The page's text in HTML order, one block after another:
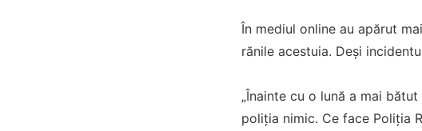
În mediul online au apărut
rănile acestuia. Deși
„Înainte cu o lună a mai
poliția nimic. Ce face Poliția